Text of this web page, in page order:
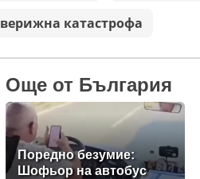
верижна катастрофа
Oще от България
Поредно безумие:
Шофьор на автобус